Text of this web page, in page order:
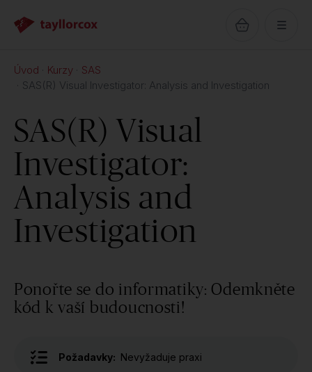
Úvod Kurzy
SAS
SAS(R) Visual Investigator: Analysis and Investigation
SAS(R) Visual
Investigator:
Analysis and
Investigation
Ponořte se do informatiky: Odemkněte
kód k vaší budoucnosti!
Požadavky: Nevyžaduje praxi